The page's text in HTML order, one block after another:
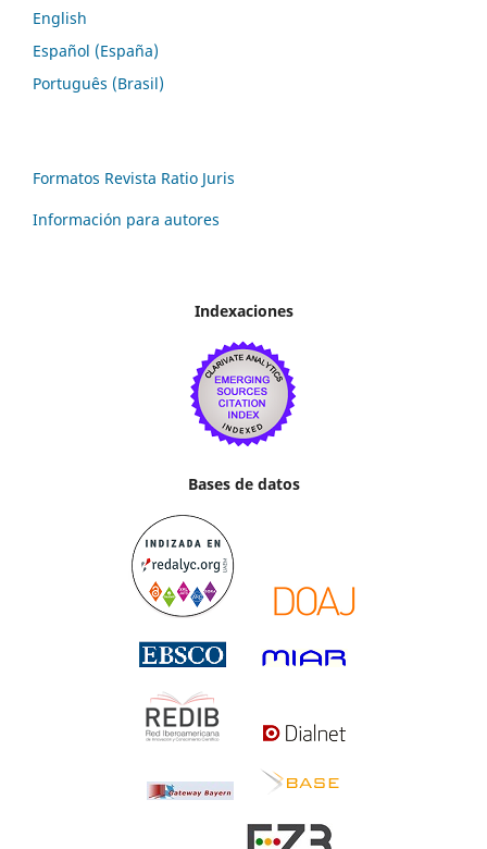
English
Español (España)
Português (Brasil)
Formatos Revista Ratio Juris
Información para autores
Indexaciones
Bases de datos